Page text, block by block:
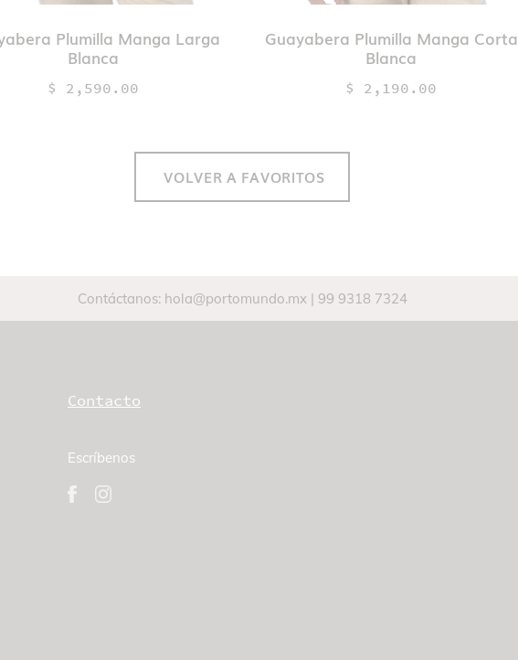
Plumilla Manga Larga
Blanca
$ 2,590.00
Guayabera Plumilla Manga Corta
Blanca
$ 2,190.00
VOLVER A FAVORITOS
Contáctanos: hola@portomundo.mx| 99 9318 7324
Contacto
Escríbenos